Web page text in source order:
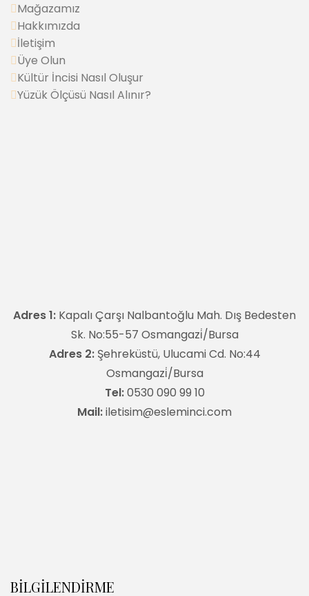
Mağazamız
Hakkımızda
İletişim
Üye Olun
Kültür İncisi Nasıl Oluşur
Yüzük Ölçüsü Nasıl Alınır?
Adres 1: Kapalı Çarşı Nalbantoğlu Mah. Dış Bedesten
Sk. No:55-57 Osmangazi̇/Bursa
Adres 2:Şehreküstü, Ulucami Cd. No:44
Osmangazi̇/Bursa
Tel:0530 090 99 10
Mail:iletisim@esleminci.com
BİLGİLENDİRME